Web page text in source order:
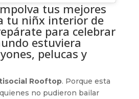
tus mejores
tu niñx interior de
para celebrar
estuviera
pelucas y
Rooftop. Porque esta
no pudieron bailar